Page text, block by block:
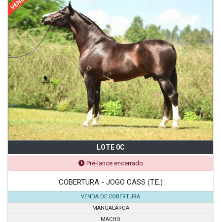
LOTE 0C
Pré-lance encerrado
COBERTURA - JOGO CASS (T.E.)
VENDA DE COBERTURA
MANGALARGA
MACHO